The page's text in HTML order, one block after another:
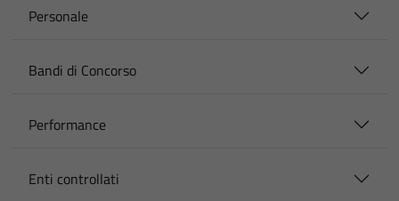
Personale
Bandi di Concorso
Performance
Enti controllati